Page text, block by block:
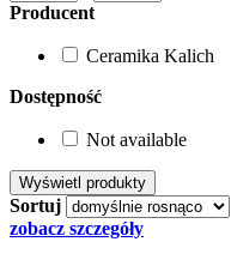
Producent
Ceramika Kalich
Dostępność
Not available
Sortuj
zobacz szczegóły